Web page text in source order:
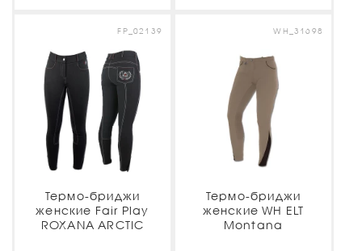
FP_02139
Термо-бриджи
женские Fair Play
ROXANA ARCTIC
WH_31698
Термо-бриджи
женские WH ELT
Montana